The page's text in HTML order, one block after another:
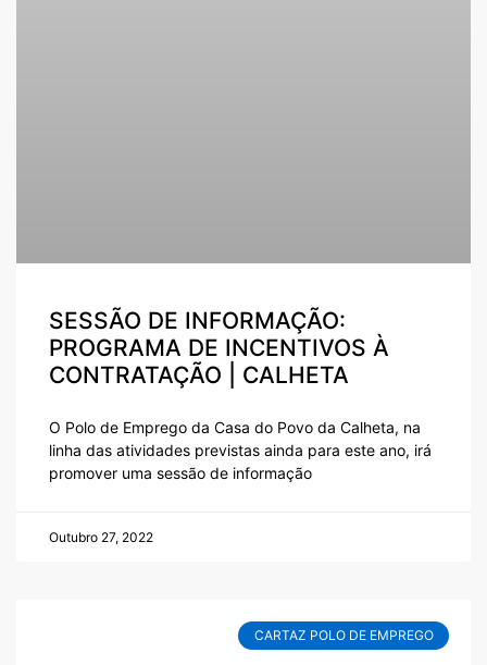
SESSÃO DE INFORMAÇÃO:
PROGRAMA DE INCENTIVOS À
CONTRATAÇÃO | CALHETA
O Polo de Emprego da Casa do Povo da Calheta, na
linha das atividades previstas ainda para este ano, irá
promover uma sessão de informação
Outubro 27, 2022
CARTAZ POLO DE EMPREGO